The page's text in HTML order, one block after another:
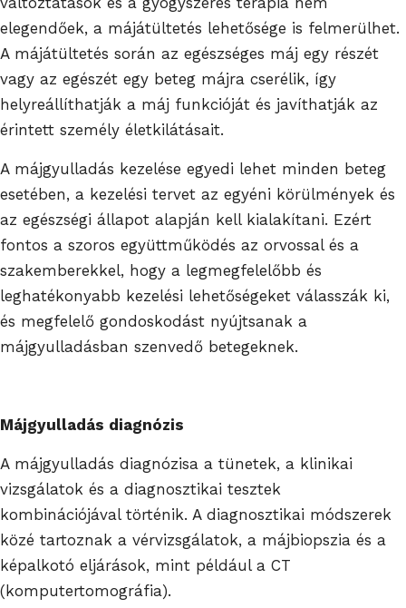
elegendőek, a májátültetés lehetősége is felmerülhet.
A májátültetés során az egészséges máj egy részét
vagy az egészét egy beteg májra cserélik, így
helyreállíthatják a máj funkcióját és javíthatják az
érintett személy életkilátásait.
A májgyulladás kezelése egyedi lehet minden beteg
esetében, a kezelési tervet az egyéni körülmények és
az egészségi állapot alapján kell kialakítani. Ezért
fontos a szoros együttműködés az orvossal és a
szakemberekkel, hogy a legmegfelelőbb és
leghatékonyabb kezelési lehetőségeket válasszák ki,
és megfelelő gondoskodást nyújtsanak a
májgyulladásban szenvedő betegeknek.
Májgyulladás diagnózis
A májgyulladás diagnózisa a tünetek, a klinikai
vizsgálatok és a diagnosztikai tesztek
kombinációjával történik. A diagnosztikai módszerek
közé tartoznak a vérvizsgálatok, a májbiopszia és a
képalkotó eljárások, mint például a CT
(komputertomográfia).